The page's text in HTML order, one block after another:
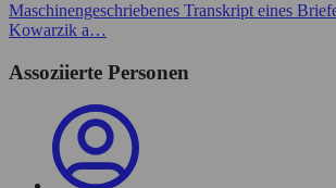
Maschinengeschriebenes Transkript eines
Kowarzik a…
Assoziierte Personen